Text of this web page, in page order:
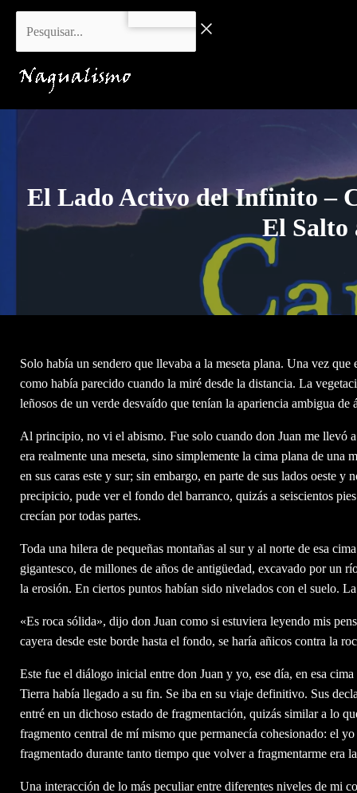
contenido
El Lado Activo del Infinito –
El Salto
Solo había un sendero que llevaba a la meseta plana. Una vez
como había parecido cuando la miré desde la distancia. La
leñosos de un verde desvaído que tenían la apariencia ambigua de
Al principio, no vi el abismo. Fue solo cuando don Juan me llevó
era realmente una meseta, sino simplemente la cima plana de una
en sus caras este y sur; sin embargo, en parte de sus lados oeste
precipicio, pude ver el fondo del barranco, quizás a seiscientos
crecían por todas partes.
Toda una hilera de pequeñas montañas al sur y al norte de esa
gigantesco, de millones de años de antigüedad, excavado por un
la erosión. En ciertos puntos habían sido nivelados con el suelo.
«Es roca sólida», dijo don Juan como si estuviera leyendo mis
cayera desde este borde hasta el fondo, se haría añicos contra la
Este fue el diálogo inicial entre don Juan y yo, ese día, en esa
Tierra había llegado a su fin. Se iba en su viaje definitivo. Sus
entré en un dichoso estado de fragmentación, quizás similar a lo
fragmento central de mí mismo que permanecía cohesionado: el
fragmentado durante tanto tiempo que volver a fragmentarme era
Una interacción de lo más peculiar entre diferentes niveles de mi